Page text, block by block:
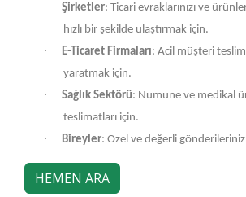
· Şirketler: Ticari evraklarınızı ve
hızlı bir şekilde ulaştırmak için.
·
E-Ticaret Firmaları: Acil müşteri
yaratmak için.
·
Sağlık Sektörü: Numune ve medikal
teslimatları için.
·
Bireyler: Özel ve değerli
HEMEN ARA